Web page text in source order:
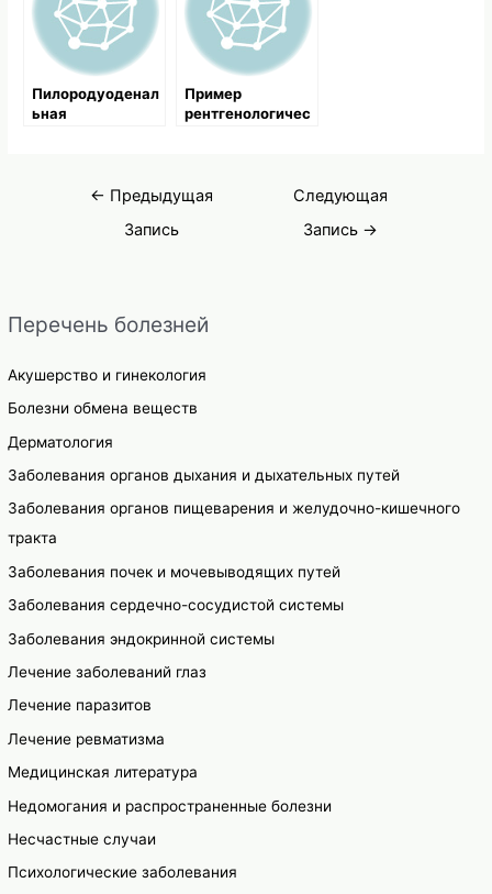
Перечень болезней
Акушерство и гинекология
Болезни обмена веществ
Дерматология
Заболевания органов дыхания и дыхательных путей
Заболевания органов пищеварения и желудочно-кишечного
тракта
Заболевания почек и мочевыводящих путей
Заболевания сердечно-сосудистой системы
Заболевания эндокринной системы
Лечение заболеваний глаз
Лечение паразитов
Лечение ревматизма
Медицинская литература
Недомогания и распространенные болезни
Несчастные случаи
Психологические заболевания
Пилородуоденал
ьная
Пример
рентгенологичес
лечения
Навигация
← Предыдущая
Запись
Следующая
Запись →